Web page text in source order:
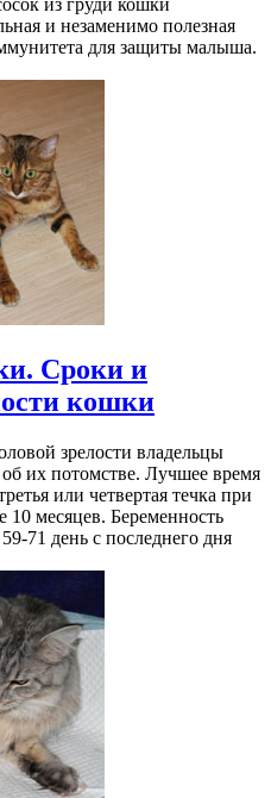
и незаменимо полезная
для защиты малыша.
Сроки и
кошки
зрелости владельцы
их потомстве. Лучшее время
или четвертая течка при
месяцев. Беременность
71 день с последнего дня